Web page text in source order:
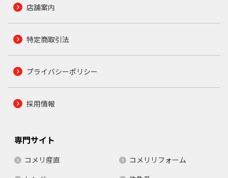
店舗案内
特定商取引法
プライバシーポリシー
採用情報
専門サイト
コメリ産直
コメリリフォーム